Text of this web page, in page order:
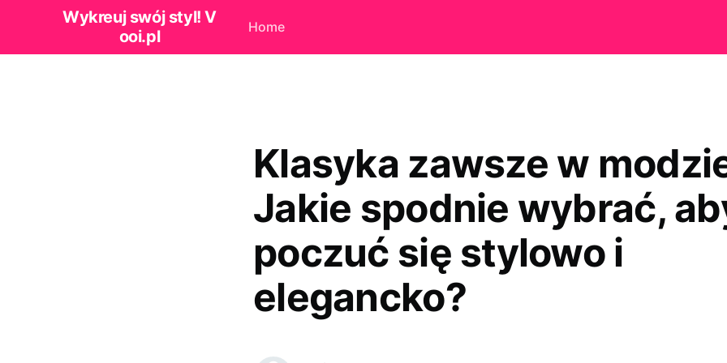
Wykreuj swój styl! V
ooi.pl
Home
Klasyka zawsze w
Jakie spodnie wybrać,
poczuć się stylowo i
elegancko?